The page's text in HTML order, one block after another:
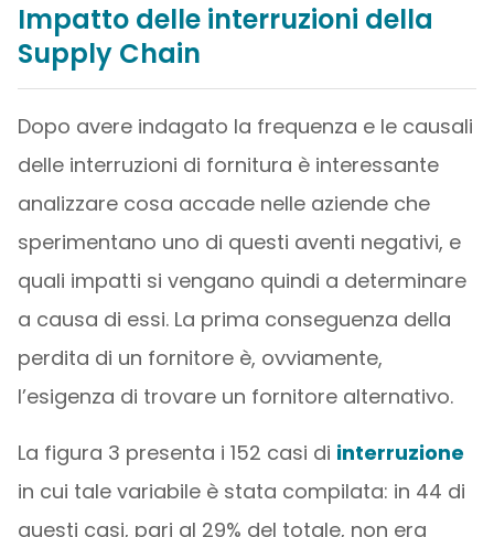
Impatto delle interruzioni della
Supply Chain
Dopo avere indagato la frequenza e le causali
delle interruzioni di fornitura è interessante
analizzare cosa accade nelle aziende che
sperimentano uno di questi aventi negativi, e
quali impatti si vengano quindi a determinare
a causa di essi. La prima conseguenza della
perdita di un fornitore è, ovviamente,
l’esigenza di trovare un fornitore alternativo.
La figura 3 presenta i 152 casi di interruzione
in cui tale variabile è stata compilata: in 44 di
questi casi, pari al 29% del totale, non era